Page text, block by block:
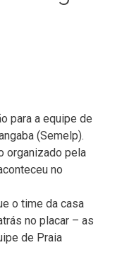
para a equipe de
(Semelp).
organizado pela
no
o time da casa
no placar – as
de Praia